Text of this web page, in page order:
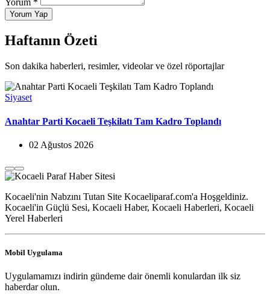
Yorum *
Yorum Yap
Haftanın Özeti
Son dakika haberleri, resimler, videolar ve özel röportajlar
Siyaset
Anahtar Parti Kocaeli Teşkilatı Tam Kadro Toplandı
02 Ağustos 2026
Kocaeli'nin Nabzını Tutan Site Kocaeliparaf.com'a Hoşgeldiniz.
Kocaeli'in Güçlü Sesi, Kocaeli Haber, Kocaeli Haberleri, Kocaeli
Yerel Haberleri
Mobil Uygulama
Uygulamamızı indirin gündeme dair önemli konulardan ilk siz
haberdar olun.